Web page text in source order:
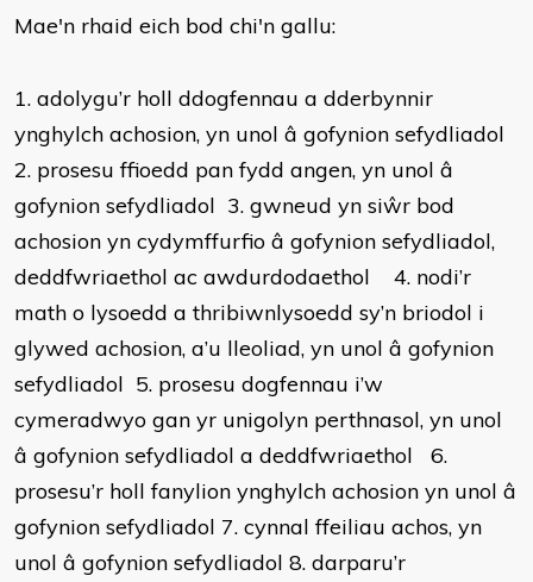
Mae'n rhaid eich bod chi'n gallu:
1. adolygu’r holl ddogfennau a dderbynnir
ynghylch achosion, yn unol â gofynion sefydliadol
2. prosesu ffioedd pan fydd angen, yn unol â
gofynion sefydliadol 3. gwneud yn siŵr bod
achosion yn cydymffurfio â gofynion sefydliadol,
deddfwriaethol ac awdurdodaethol 4. nodi’r
math o lysoedd a thribiwnlysoedd sy’n briodol i
glywed achosion, a’u lleoliad, yn unol â gofynion
sefydliadol 5. prosesu dogfennau i’w
cymeradwyo gan yr unigolyn perthnasol, yn unol
â gofynion sefydliadol a deddfwriaethol 6.
prosesu’r holl fanylion ynghylch achosion yn unol â
gofynion sefydliadol 7. cynnal ffeiliau achos, yn
unol â gofynion sefydliadol 8. darparu’r